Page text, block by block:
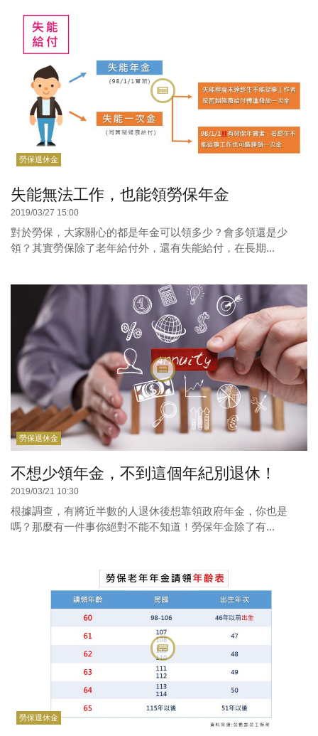
勞保退休金
失能無法工作，也能領勞保年金
2019/03/27 15:00
對於勞保，大家關心的都是年金可以領多少？會多領還是少
領？其實勞保除了老年給付外，還有失能給付，在長期...
勞保退休金
不想少領年金，不到這個年紀別退休！
2019/03/21 10:30
根據調查，有將近半數的人退休後想靠領政府年金，你也是
嗎？那麼有一件事你絕對不能不知道！勞保年金除了有...
勞保退休金